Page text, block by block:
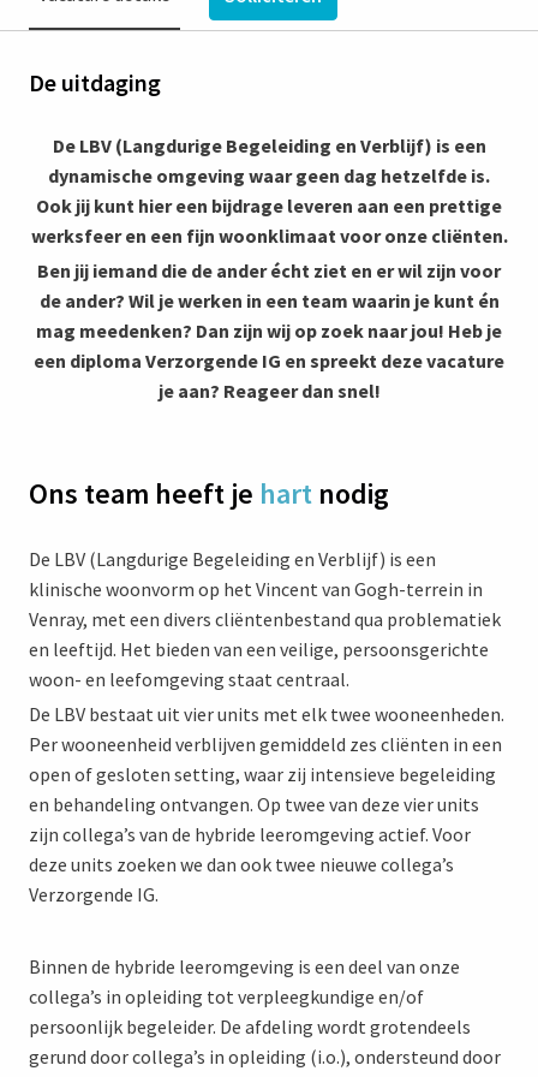
De uitdaging
De LBV (Langdurige Begeleiding en Verblijf) is een
dynamische omgeving waar geen dag hetzelfde is.
Ook jij kunt hier een bijdrage leveren aan een prettige
werksfeer en een fijn woonklimaat voor onze cliënten.
Ben jij iemand die de ander écht ziet en er wil zijn voor
de ander? Wil je werken in een team waarin je kunt én
mag meedenken? Dan zijn wij op zoek naar jou! Heb je
een diploma Verzorgende IG en spreekt deze vacature
je aan? Reageer dan snel!
Ons team heeft je hart nodig
De LBV (Langdurige Begeleiding en Verblijf) is een
klinische woonvorm op het Vincent van Gogh-terrein in
Venray, met een divers cliëntenbestand qua problematiek
en leeftijd. Het bieden van een veilige, persoonsgerichte
woon- en leefomgeving staat centraal.
De LBV bestaat uit vier units met elk twee wooneenheden.
Per wooneenheid verblijven gemiddeld zes cliënten in een
open of gesloten setting, waar zij intensieve begeleiding
en behandeling ontvangen. Op twee van deze vier units
zijn collega’s van de hybride leeromgeving actief. Voor
deze units zoeken we dan ook twee nieuwe collega’s
Verzorgende IG.
Binnen de hybride leeromgeving is een deel van onze
collega’s in opleiding tot verpleegkundige en/of
persoonlijk begeleider. De afdeling wordt grotendeels
gerund door collega’s in opleiding (i.o.), ondersteund door